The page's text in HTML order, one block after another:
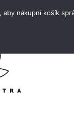
nákupní košík